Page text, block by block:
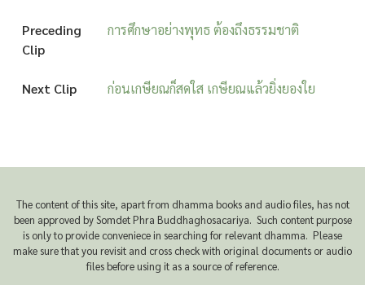
Preceding
Clip
การศึกษาอย่างพุทธ ต้องถึงธรรมชาติ
Next Clip ก่อนเกษียณก็สดใส เกษียณแล้วยิ่งยองใย
The content of this site, apart from dhamma books and audio files, has not
been approved by Somdet Phra Buddhaghosacariya. Such content purpose
is only to provide conveniece in searching for relevant dhamma. Please
make sure that you revisit and cross check with original documents or audio
files before using it as a source of reference.